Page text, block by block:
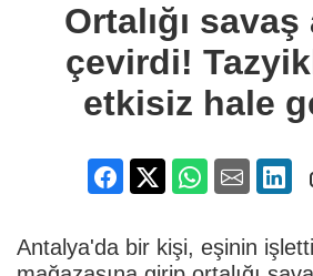
Tazyikli
etkisiz
hale
getirildi
Ortalığı savaş
çevirdi!
etkisiz hale
Antalya'da bir kişi, eşinin